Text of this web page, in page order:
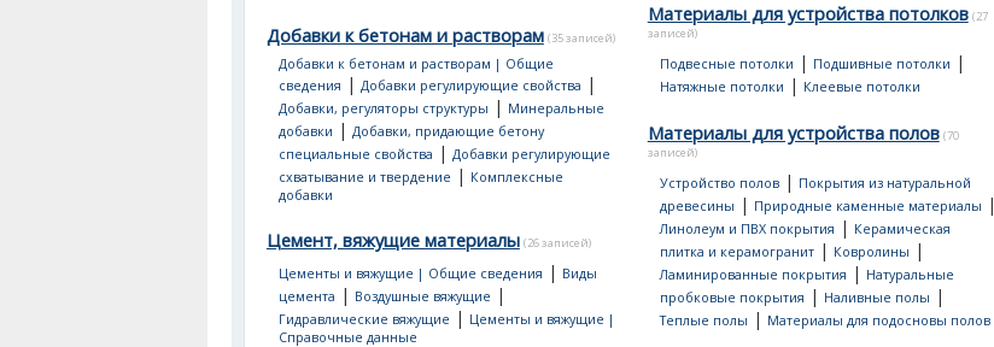
Добавки к бетонам и растворам (35 записей)
Добавки к бетонам и растворам | Общие
сведения | Добавки регулирующие свойства |
Добавки, регуляторы структуры | Минеральные
добавки | Добавки, придающие бетону
специальные свойства | Добавки регулирующие
схватывание и твердение | Комплексные
добавки
Цемент, вяжущие материалы (26 записей)
Цементы и вяжущие | Общие сведения | Виды
цемента | Воздушные вяжущие |
Гидравлические вяжущие | Цементы и вяжущие |
Справочные данные
Материалы для устройства потолков (27
записей)
Подвесные потолки | Подшивные потолки |
Натяжные потолки | Клеевые потолки
Материалы для устройства полов (70
записей)
Устройство полов| Покрытия из натуральной
древесины | Природные каменные материалы |
Линолеум и ПВХ покрытия | Керамическая
плитка и керамогранит| Ковролины |
Ламинированные покрытия | Натуральные
пробковые покрытия | Наливные полы |
Теплые полы | Материалы для подосновы полов